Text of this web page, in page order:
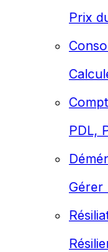
Prix
PDL,
Gérer